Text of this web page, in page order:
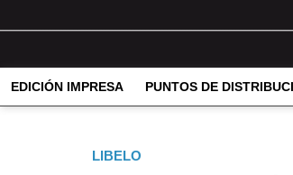
EDICIÓN IMPRESA PUNTOS DE
LIBELO